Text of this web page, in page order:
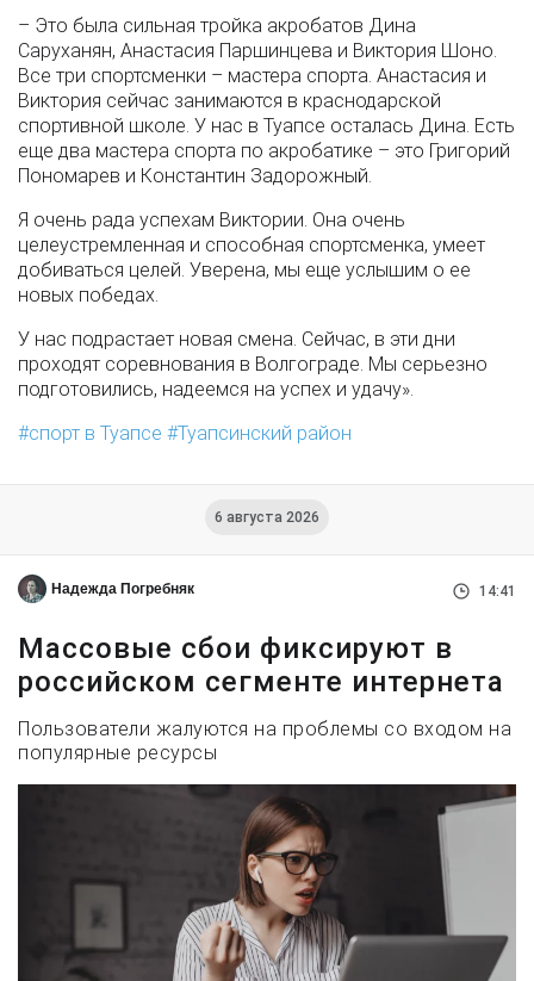
– Это была сильная тройка акробатов Дина
Саруханян, Анастасия Паршинцева и Виктория Шоно.
Все три спортсменки – мастера спорта. Анастасия и
Виктория сейчас занимаются в краснодарской
спортивной школе. У нас в Туапсе осталась Дина. Есть
еще два мастера спорта по акробатике – это Григорий
Пономарев и Константин Задорожный.
Я очень рада успехам Виктории. Она очень
целеустремленная и способная спортсменка, умеет
добиваться целей. Уверена, мы еще услышим о ее
новых победах.
У нас подрастает новая смена. Сейчас, в эти дни
проходят соревнования в Волгограде. Мы серьезно
подготовились, надеемся на успех и удачу».
спорт в Туапсе
Туапсинский район
6 августа 2026
Надежда Погребняк 14:41
Массовые сбои фиксируют в
российском сегменте интернета
Пользователи жалуются на проблемы со входом на
популярные ресурсы